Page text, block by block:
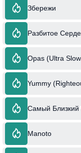
Збережи
Разбитое
Opas (Ultra
Yummy
Самый Близкий
Manoto